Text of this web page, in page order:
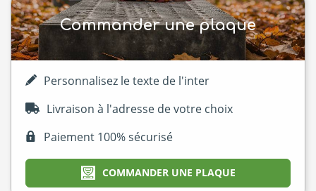
Commander une plaque
Personnalisez le texte de l'inter
Livraison à l'adresse de votre choix
Paiement 100% sécurisé
COMMANDER UNE PLAQUE